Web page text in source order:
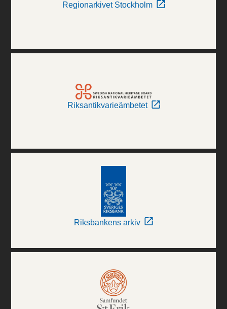
Regionarkivet Stockholm
Riksantikvarieämbetet
Riksbankens arkiv